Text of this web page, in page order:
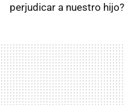
perjudicar a nuestro hijo?